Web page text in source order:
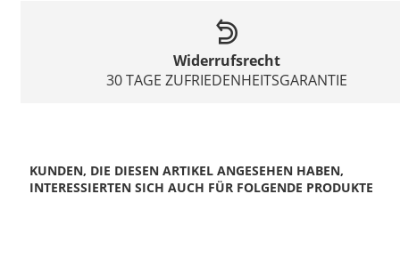
Widerrufsrecht
30 TAGE ZUFRIEDENHEITSGARANTIE
KUNDEN, DIE DIESEN ARTIKEL ANGESEHEN HABEN,
INTERESSIERTEN SICH AUCH FÜR FOLGENDE PRODUKTE